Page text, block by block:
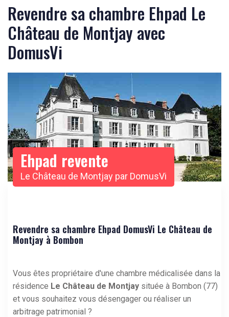
Revendre sa chambre Ehpad Le
Château de Montjay avec
DomusVi
Ehpad revente
Le Château de Montjay par DomusVi
Revendre sa chambre Ehpad DomusVi Le Château de
Montjay à Bombon
Vous êtes propriétaire d'une chambre médicalisée dans la
résidence Le Château de Montjay située à Bombon (77)
et vous souhaitez vous désengager ou réaliser un
arbitrage patrimonial ?